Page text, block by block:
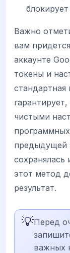
Важно
вам
аккаунте
токены и
стандартная
чистыми
предыдущей
сохранялась
этот метод
результат.
💡Перед
важных